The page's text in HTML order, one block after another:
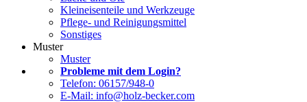
Kleineisenteile und Werkzeuge
Pflege- und Reinigungsmittel
Sonstiges
Muster
Muster
Probleme mit dem Login?
Telefon: 06157/948-0
E-Mail: info@holz-becker.com